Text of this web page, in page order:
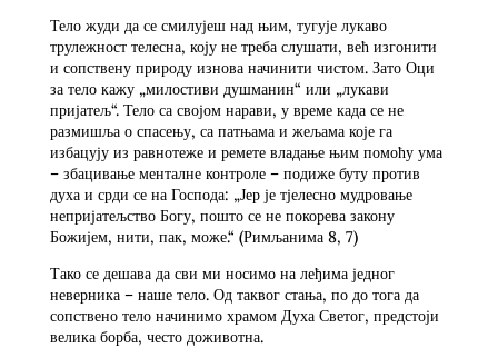
Тело жуди да се смилујеш над њим, тугује лукаво
трулежност телесна, коју не треба слушати, већ изгонити
и сопствену природу изнова начинити чистом. Зато Оци
за тело кажу „милостиви душманин“ или „лукави
пријатељ“. Тело са својом нарави, у време када се не
размишља о спасењу, са патњама и жељама које га
избацују из равнотеже и ремете владање њим помоћу ума
– збацивање менталне контроле – подиже буту против
духа и срди се на Господа: „Јер је тјелесно мудровање
непријатељство Богу, пошто се не покорева закону
Божијем, нити, пак, може.“ (Римљанима 8, 7)
Тако се дешава да сви ми носимо на леђима једног
неверника – наше тело. Од таквог стања, по до тога да
сопствено тело начинимо храмом Духа Светог, предстоји
велика борба, често доживотна.